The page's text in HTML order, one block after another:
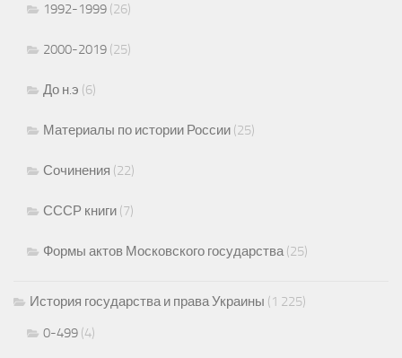
1992-1999 (26)
2000-2019 (25)
До н.э (6)
Материалы по истории России (25)
Сочинения (22)
СССР книги (7)
Формы актов Московского государства(25)
История государства и права Украины (1 225)
0-499 (4)